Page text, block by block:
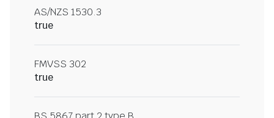
AS/NZS 1530.3
true
FMVSS 302
true